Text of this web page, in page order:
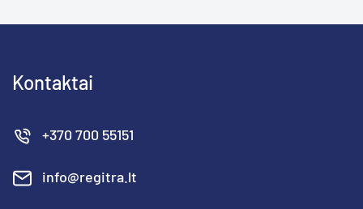
Kontaktai
+370 700 55151
info@regitra.lt